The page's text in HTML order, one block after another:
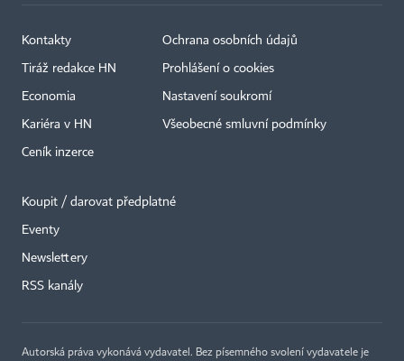
Kontakty
Tiráž redakce HN
Economia
Kariéra v HN
Ceník inzerce
Ochrana osobních údajů
Prohlášení o cookies
Nastavení soukromí
Všeobecné smluvní podmínky
Koupit / darovat předplatné
Eventy
Newslettery
RSS kanály
Autorská práva vykonává vydavatel. Bez písemného svolení vydavatele je